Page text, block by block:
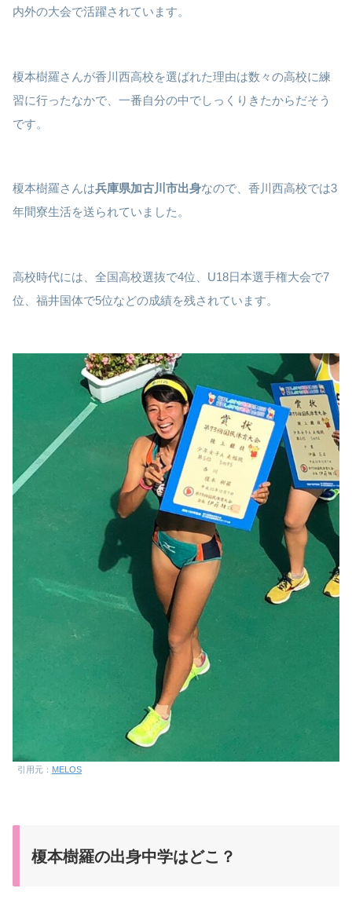
内外の大会で活躍されています。
榎本樹羅さんが香川西高校を選ばれた理由は数々の高校に練
習に行ったなかで、一番自分の中でしっくりきたからだそう
です。
榎本樹羅さんは兵庫県加古川市出身なので、香川西高校では3
年間寮生活を送られていました。
高校時代には、全国高校選抜で4位、U18日本選手権大会で7
位、福井国体で5位などの成績を残されています。
引用元： MELOS
榎本樹羅の出身中学はどこ？